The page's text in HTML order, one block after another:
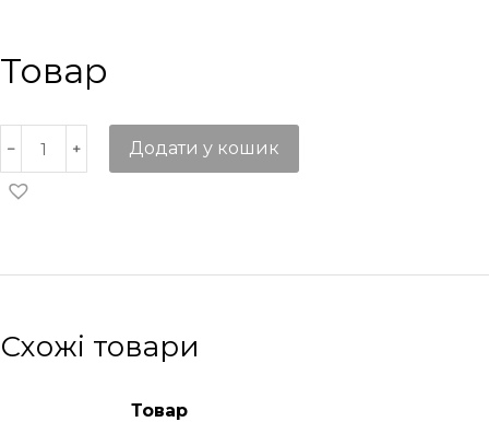
Товар
Додати у кошик
Схожі товари
Товар